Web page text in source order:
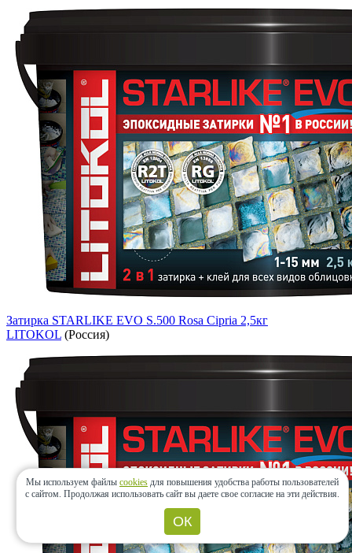
Затирка STARLIKE EVO S.500 Rosa Cipria 2,5кг
LITOKOL (Россия)
Мы используем файлы cookies для повышения удобства работы пользователей
с сайтом. Продолжая использовать сайт вы даете свое согласие на эти действия.
ОК